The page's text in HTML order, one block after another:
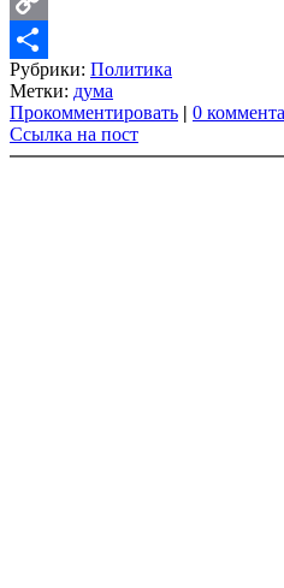
Copy
Link
Share
Рубрики: Политика
Метки: дума
Прокомментировать | 0
Ссылка на пост